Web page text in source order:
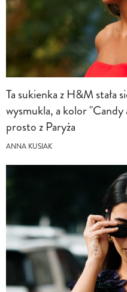
Ta sukienka z H&M stała
wysmukla, a kolor
prosto z Paryża
ANNA KUSIAK